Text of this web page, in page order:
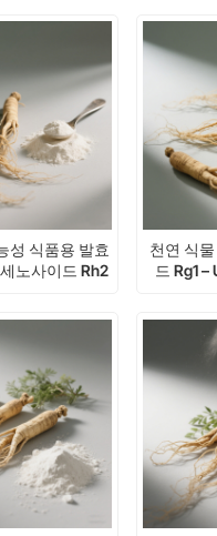
성 식품용 발효
노사이드 Rh2
천연 식
드 Rg1